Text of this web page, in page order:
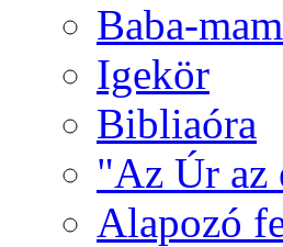
Baba-
Igekör
Bibliaóra
"Az Úr az
Alapozó